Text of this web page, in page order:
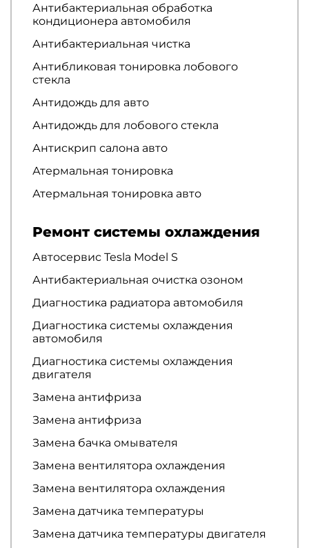
Антибактериальная обработка
кондиционера автомобиля
Антибактериальная чистка
Антибликовая тонировка лобового
стекла
Антидождь для авто
Антидождь для лобового стекла
Антискрип салона авто
Атермальная тонировка
Атермальная тонировка авто
Ремонт системы охлаждения
Автосервис Tesla Model S
Антибактериальная очистка озоном
Диагностика радиатора автомобиля
Диагностика системы охлаждения
автомобиля
Диагностика системы охлаждения
двигателя
Замена антифриза
Замена антифриза
Замена бачка омывателя
Замена вентилятора охлаждения
Замена вентилятора охлаждения
Замена датчика температуры
Замена датчика температуры двигателя